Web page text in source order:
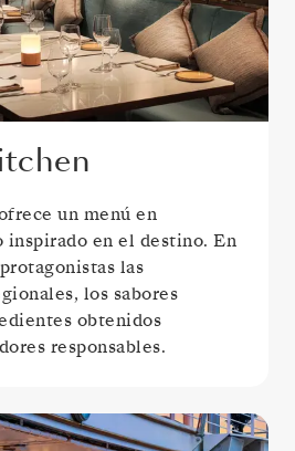
un menú en
inspirado en el destino. En
las
los sabores
obtenidos
responsables.